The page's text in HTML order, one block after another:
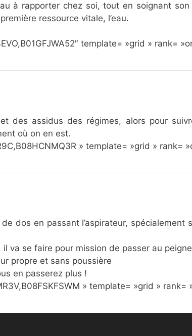
à rapporter chez soi, tout en soignant
ressource vitale, l’eau.
template= »grid » rank=
des assidus des régimes, alors pour
où on en est.
» template= »grid » rank=
dos en passant l’aspirateur,
il va se faire pour mission de passer au
propre et sans poussière
en passerez plus !
» template= »grid » rank=